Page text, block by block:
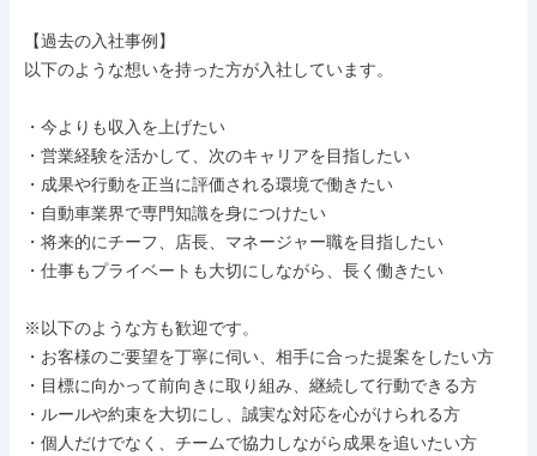
【過去の入社事例】
以下のような想いを持った方が入社しています。
・今よりも収入を上げたい
・営業経験を活かして、次のキャリアを目指したい
・成果や行動を正当に評価される環境で働きたい
・自動車業界で専門知識を身につけたい
・将来的にチーフ、店長、マネージャー職を目指したい
・仕事もプライベートも大切にしながら、長く働きたい
※以下のような方も歓迎です。
・お客様のご要望を丁寧に伺い、相手に合った提案をしたい方
・目標に向かって前向きに取り組み、継続して行動できる方
・ルールや約束を大切にし、誠実な対応を心がけられる方
・個人だけでなく、チームで協力しながら成果を追いたい方